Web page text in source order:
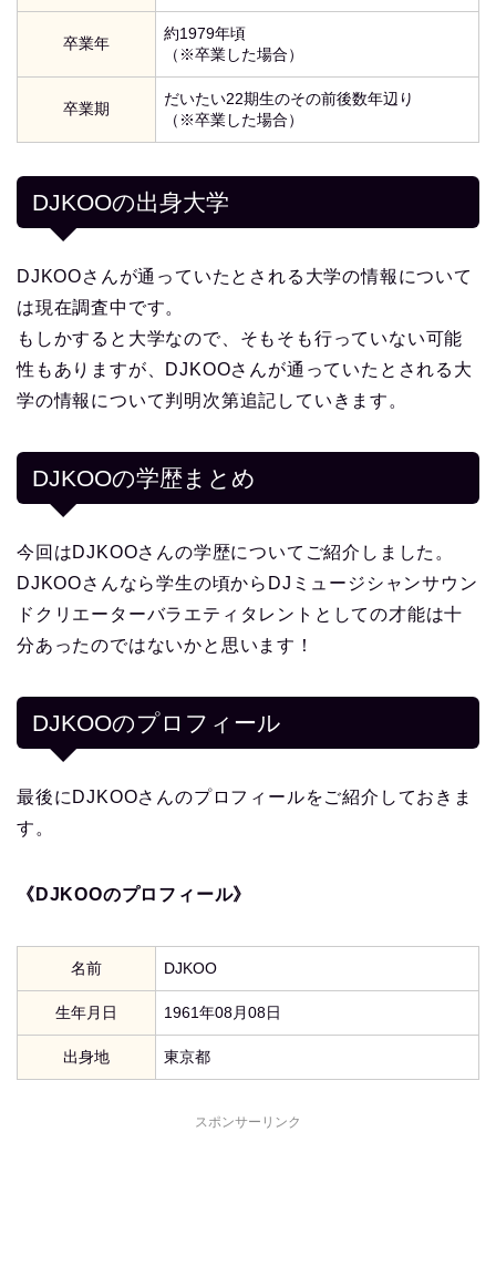
卒業年
約1979年頃
（※卒業した場合）
卒業期
だいたい22期生のその前後数年辺り
（※卒業した場合）
DJKOOの出身大学
DJKOOさんが通っていたとされる大学の情報について
は現在調査中です。
もしかすると大学なので、そもそも行っていない可能
性もありますが、DJKOOさんが通っていたとされる大
学の情報について判明次第追記していきます。
DJKOOの学歴まとめ
今回はDJKOOさんの学歴についてご紹介しました。
DJKOOさんなら学生の頃からDJミュージシャンサウン
ドクリエーターバラエティタレントとしての才能は十
分あったのではないかと思います！
DJKOOのプロフィール
最後にDJKOOさんのプロフィールをご紹介しておきま
す。
《DJKOOのプロフィール》
名前 DJKOO
生年月日 1961年08月08日
出身地 東京都
スポンサーリンク